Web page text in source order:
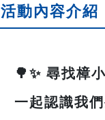
活動內容介紹
🌳✨ 尋找樟
一起認識我